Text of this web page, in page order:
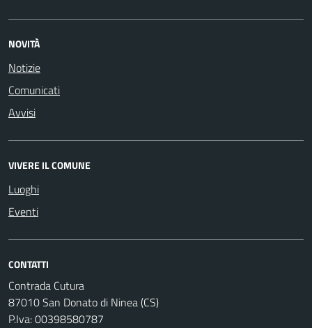
NOVITÀ
Notizie
Comunicati
Avvisi
VIVERE IL COMUNE
Luoghi
Eventi
CONTATTI
Contrada Cutura
87010 San Donato di Ninea (CS)
P.Iva: 00398580787